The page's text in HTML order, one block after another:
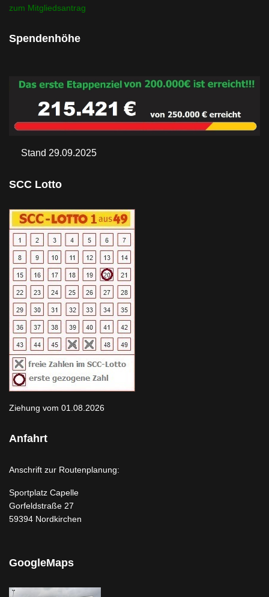
zum Mitgliedsantrag
Spendenhöhe
Stand 29.09.2025
SCC Lotto
Ziehung vom 01.08.2026
Anfahrt
Anschrift zur Routenplanung:
Sportplatz Capelle
Gorfeldstraße 27
59394 Nordkirchen
GoogleMaps